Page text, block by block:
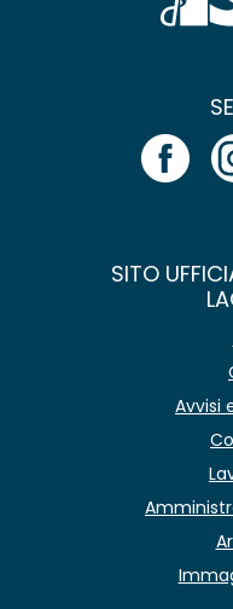
SITO
Avvisi